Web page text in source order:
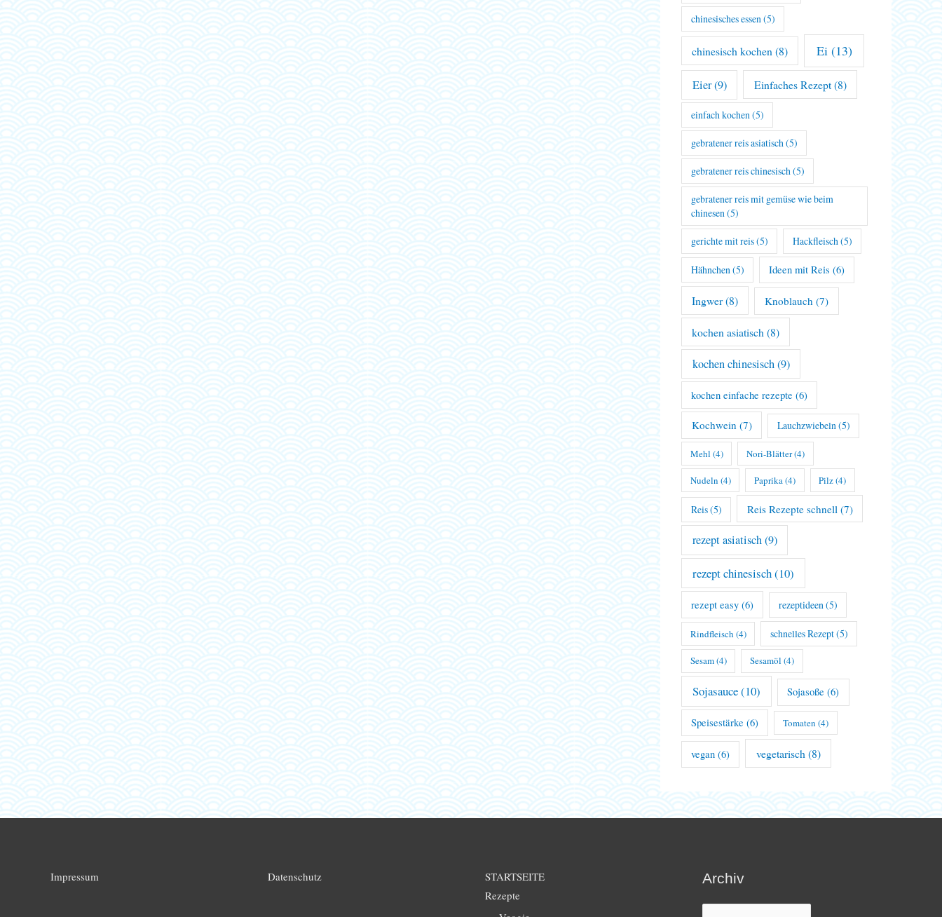
chinesisches essen(5)
chinesisch kochen (8) Ei(13)
Eier(9) Einfaches Rezept(8)
einfach kochen(5)
gebratener reis asiatisch(5)
gebratener reis chinesisch(5)
gebratener reis mit gemüse wie beim
chinesen(5)
gerichte mit reis(5) Hackfleisch (5)
Hähnchen(5) Ideen mit Reis (6)
Ingwer(8) Knoblauch (7)
kochen asiatisch (8)
kochen chinesisch(9)
kochen einfache rezepte (6)
Kochwein(7) Lauchzwiebeln(5)
Mehl (4) Nori-Blätter(4)
Nudeln (4) Paprika (4) Pilz(4)
Reis(5) Reis Rezepte schnell (7)
rezept asiatisch(9)
rezept chinesisch(10)
rezept easy (6) rezeptideen (5)
Rindfleisch (4) schnelles Rezept(5)
Sesam(4) Sesamöl (4)
Sojasauce(10) Sojasoße (6)
Speisestärke (6) Tomaten (4)
vegan (6) vegetarisch (8)
Impressum Datenschutz
STARTSEITE
Rezepte
Archiv